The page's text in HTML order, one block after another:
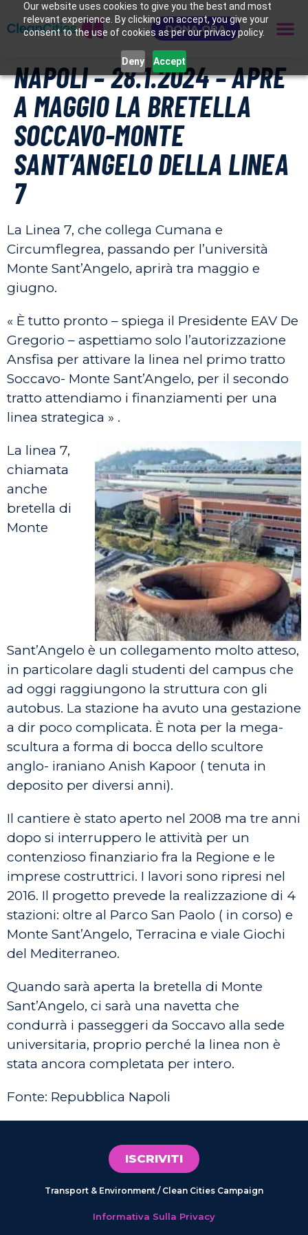
Our website uses cookies to give you the best and most
relevant experience. By clicking on accept, you give your
consent to the use of cookies as per our privacy policy.
Deny Accept
DONA ORA
NAPOLI – 28.1.2024 – APRE
A MAGGIO LA BRETELLA
SOCCAVO-MONTE
SANT’ANGELO DELLA LINEA
7
La Linea 7, che collega Cumana e
Circumflegrea, passando per l’università
Monte Sant’Angelo, aprirà tra maggio e
giugno.
« È tutto pronto – spiega il Presidente EAV De
Gregorio – aspettiamo solo l’autorizzazione
Ansfisa per attivare la linea nel primo tratto
Soccavo- Monte Sant’Angelo, per il secondo
tratto attendiamo i finanziamenti per una
linea strategica » .
La linea 7,
chiamata
anche
bretella di
Monte
Sant’Angelo è un collegamento molto atteso,
in particolare dagli studenti del campus che
ad oggi raggiungono la struttura con gli
autobus. La stazione ha avuto una gestazione
a dir poco complicata. È nota per la mega-
scultura a forma di bocca dello scultore
anglo- iraniano Anish Kapoor ( tenuta in
deposito per diversi anni).
Il cantiere è stato aperto nel 2008 ma tre anni
dopo si interruppero le attività per un
contenzioso finanziario fra la Regione e le
imprese costruttrici. I lavori sono ripresi nel
2016. Il progetto prevede la realizzazione di 4
stazioni: oltre al Parco San Paolo ( in corso) e
Monte Sant’Angelo, Terracina e viale Giochi
del Mediterraneo.
Quando sarà aperta la bretella di Monte
Sant’Angelo, ci sarà una navetta che
condurrà i passeggeri da Soccavo alla sede
universitaria, proprio perché la linea non è
stata ancora completata per intero.
Fonte: Repubblica Napoli
ISCRIVITI
Transport & Environment / Clean Cities Campaign
Informativa Sulla Privacy